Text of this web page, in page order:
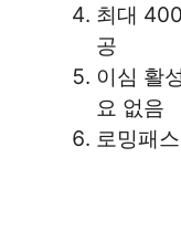
최대
공
이심 활
요 없음
로밍패